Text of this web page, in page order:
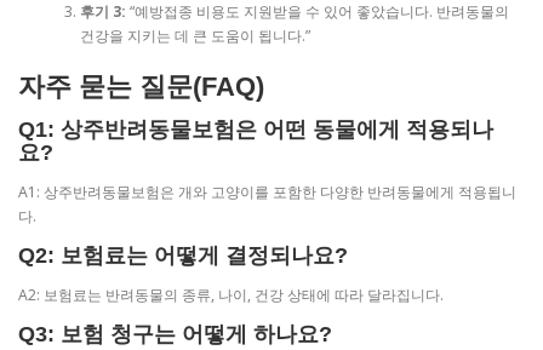
후기 3: “예방접종 비용도 지원받을 수 있어 좋았습니다. 반려동물의
건강을 지키는 데 큰 도움이 됩니다.”
자주 묻는 질문(FAQ)
Q1: 상주반려동물보험은 어떤 동물에게 적용되나
요?
A1: 상주반려동물보험은 개와 고양이를 포함한 다양한 반려동물에게 적용됩니
다.
Q2: 보험료는 어떻게 결정되나요?
A2: 보험료는 반려동물의 종류, 나이, 건강 상태에 따라 달라집니다.
Q3: 보험 청구는 어떻게 하나요?